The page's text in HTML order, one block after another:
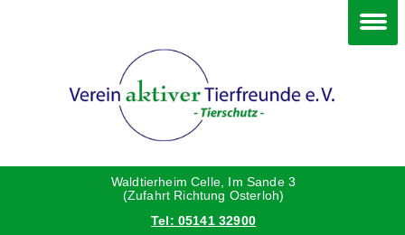
Waldtierheim Celle, Im Sande 3
(Zufahrt Richtung Osterloh)
Tel: 05141 32900
Katzen
Danke an die Helfer
Vorstand
Satzung